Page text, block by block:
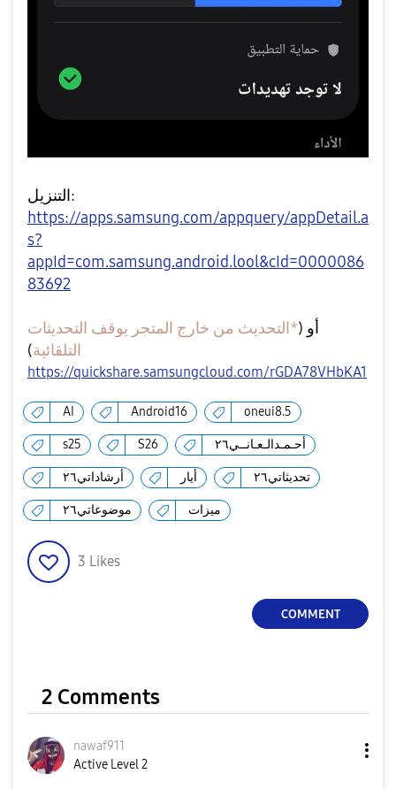
التنزيل:
https://apps.samsung.com/appquery/appDetail.a
s?
appId=com.samsung.android.lool&cId=0000086
83692
أو (*التحديث من خارج المتجر يوقف التحديثات
التلقائية)
https://quickshare.samsungcloud.com/rGDA78VHbKA1
AI Android16 oneui8.5
s25 S26 أحـمـدالـعـانــي٢٦
أرشاداتي٢٦ أيار تحديثاتي٢٦
موضوعاتي٢٦ ميزات
3 Likes
COMMENT
2 Comments
nawaf911
Active Level 2